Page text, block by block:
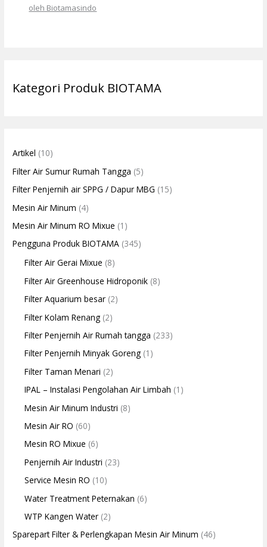
oleh Biotamasindo
Kategori Produk BIOTAMA
Artikel (10)
Filter Air Sumur Rumah Tangga (5)
Filter Penjernih air SPPG / Dapur MBG (15)
Mesin Air Minum (4)
Mesin Air Minum RO Mixue (1)
Pengguna Produk BIOTAMA (345)
Filter Air Gerai Mixue (8)
Filter Air Greenhouse Hidroponik (8)
Filter Aquarium besar (2)
Filter Kolam Renang (2)
Filter Penjernih Air Rumah tangga (233)
Filter Penjernih Minyak Goreng (1)
Filter Taman Menari (2)
IPAL – Instalasi Pengolahan Air Limbah (1)
Mesin Air Minum Industri (8)
Mesin Air RO (60)
Mesin RO Mixue (6)
Penjernih Air Industri (23)
Service Mesin RO (10)
Water Treatment Peternakan (6)
WTP Kangen Water (2)
Sparepart Filter & Perlengkapan Mesin Air Minum (46)